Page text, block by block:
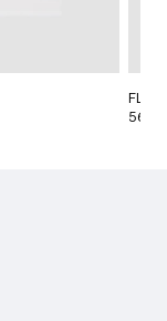
56 €